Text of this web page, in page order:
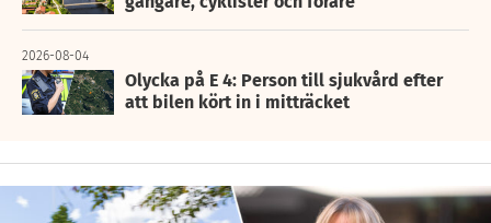
2026-08-04
Olycka på E 4: Person till sjukvård efter
att bilen kört in i mitträcket